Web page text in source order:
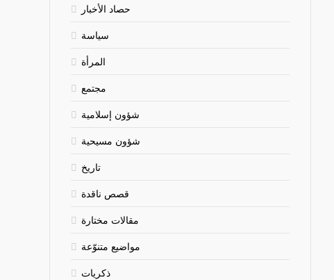
حصاد الأخبار
سياسة
المرأة
مجتمع
شؤون إسلامية
شؤون مسيحية
تاريخ
قصص ناقدة
مقالات مختارة
مواضيع متنوّعة
ذكريات